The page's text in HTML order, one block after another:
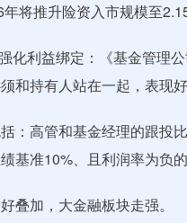
将推升险资入市规模至
化利益绑定：《基金管理
和持有人站在一起，表现
：高管和基金经理的跟投
基准10%、且利润率为负
叠加，大金融板块走强。